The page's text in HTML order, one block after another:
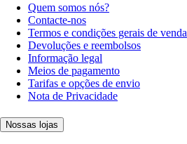
Quem somos nós?
Contacte-nos
Termos e condições gerais de venda
Devoluções e reembolsos
Informação legal
Meios de pagamento
Tarifas e opções de envio
Nota de Privacidade
Nossas lojas